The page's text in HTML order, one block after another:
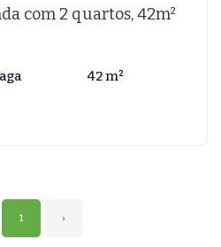
com 2 quartos, 42m²
42 m²
1 ›